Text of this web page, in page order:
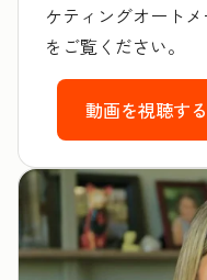
ケティングオート
をご覧ください。
動画を視聴す